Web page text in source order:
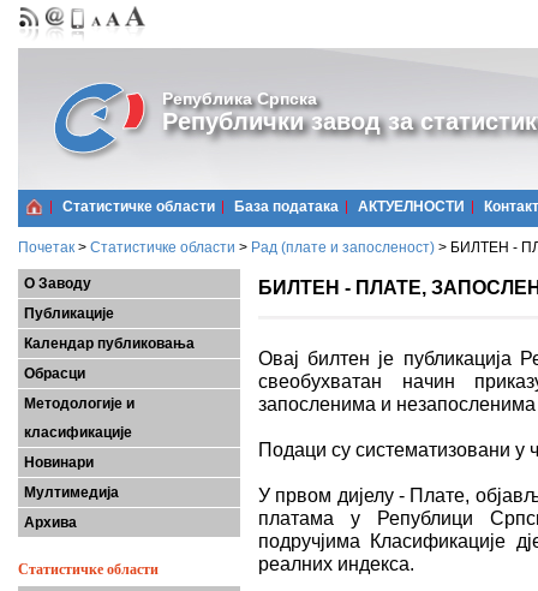
Република Српска
Републички завод за
Статистичке области Базa података АКТУЕЛНОСТИ Контакт
Почетак > Статистичке области > Рад (плате и запосленост) > БИЛТЕН -
О Заводу
Публикације
Календар публиковања
Обрасци
Методологије и
класификације
Новинари
Мултимедија
Архива
Статистичке области
БИЛТЕН - ПЛАТЕ,
Овај билтен је публикација
свеобухватан начин
запосленима и
Подаци су систематизовани у
У првом дијелу - Плате,
платама у Републици
подручјима Класификације
реалних индекса.